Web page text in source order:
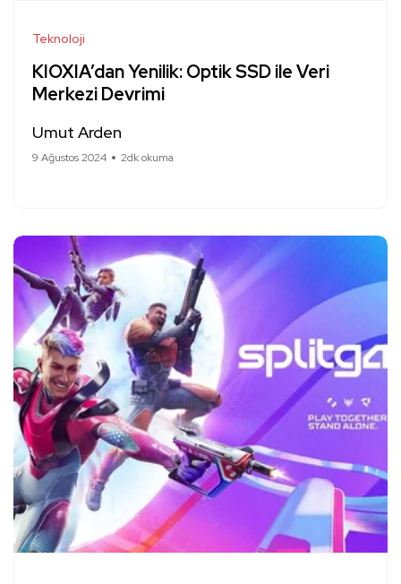
Teknoloji
KIOXIA’dan Yenilik: Optik SSD ile Veri
Merkezi Devrimi
Umut Arden
9 Ağustos 2024 2dk okuma